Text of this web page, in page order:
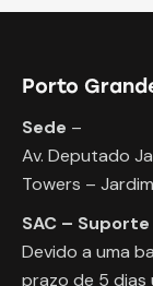
Porto
Sede –
Av. Deputado
Towers –
SAC –
Devido a uma
prazo de 5